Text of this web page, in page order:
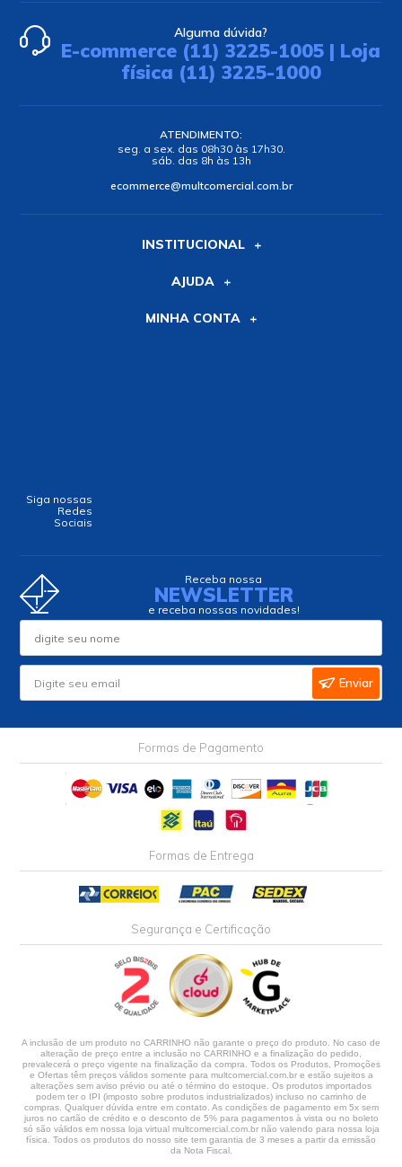
Alguma dúvida?
E-commerce (11) 3225-1005 | Loja
física (11) 3225-1000
ATENDIMENTO:
seg. a sex. das 08h30 às 17h30.
sáb. das 8h às 13h
ecommerce@multcomercial.com.br
INSTITUCIONAL
AJUDA
MINHA CONTA
Siga nossas
Redes
Sociais
Receba nossa
NEWSLETTER
e receba nossas novidades!
Enviar
Formas de Pagamento
Formas de Entrega
Segurança e Certificação
A inclusão de um produto no CARRINHO não garante o preço do produto. No caso de
alteração de preço entre a inclusão no CARRINHO e a finalização do pedido,
prevalecerá o preço vigente na finalização da compra. Todos os Produtos, Promoções
e Ofertas têm preços válidos somente para multcomercial.com.br e estão sujeitos a
alterações sem aviso prévio ou até o término do estoque. Os produtos importados
podem ter o IPI (imposto sobre produtos industrializados) incluso no carrinho de
compras. Qualquer dúvida entre em contato. As condições de pagamento em 5x sem
juros no cartão de crédito e o desconto de 5% para pagamentos à vista ou no boleto
só são válidos em nossa loja virtual multcomercial.com.br não valendo para nossa loja
física. Todos os produtos do nosso site tem garantia de 3 meses a partir da emissão
da Nota Fiscal.